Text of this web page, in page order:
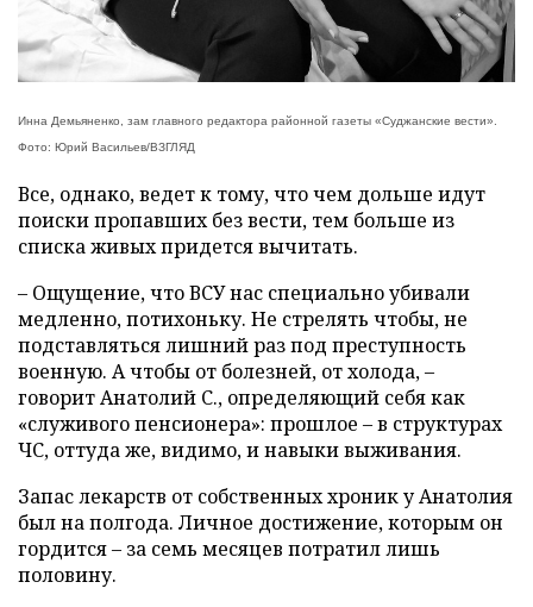
Инна Демьяненко, зам главного редактора районной газеты «Суджанские вести».
Фото: Юрий Васильев/ВЗГЛЯД
Все, однако, ведет к тому, что чем дольше идут
поиски пропавших без вести, тем больше из
списка живых придется вычитать.
– Ощущение, что ВСУ нас специально убивали
медленно, потихоньку. Не стрелять чтобы, не
подставляться лишний раз под преступность
военную. А чтобы от болезней, от холода, –
говорит Анатолий С., определяющий себя как
«служивого пенсионера»: прошлое – в структурах
ЧС, оттуда же, видимо, и навыки выживания.
Запас лекарств от собственных хроник у Анатолия
был на полгода. Личное достижение, которым он
гордится – за семь месяцев потратил лишь
половину.